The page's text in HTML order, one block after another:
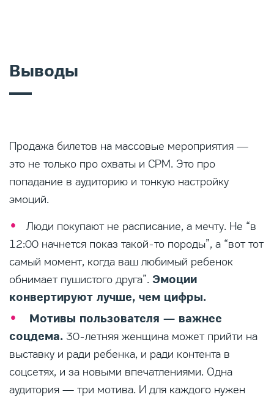
Выводы
Продажа билетов на массовые мероприятия —
это не только про охваты и CPM. Это про
попадание в аудиторию и тонкую настройку
эмоций.
Люди покупают не расписание, а мечту. Не “в
12:00 начнется показ такой-то породы”, а “вот тот
самый момент, когда ваш любимый ребенок
обнимает пушистого друга”. Эмоции
конвертируют лучше, чем цифры.
Мотивы пользователя — важнее
соцдема. 30-летняя женщина может прийти на
выставку и ради ребенка, и ради контента в
соцсетях, и за новыми впечатлениями. Одна
аудитория — три мотива. И для каждого нужен